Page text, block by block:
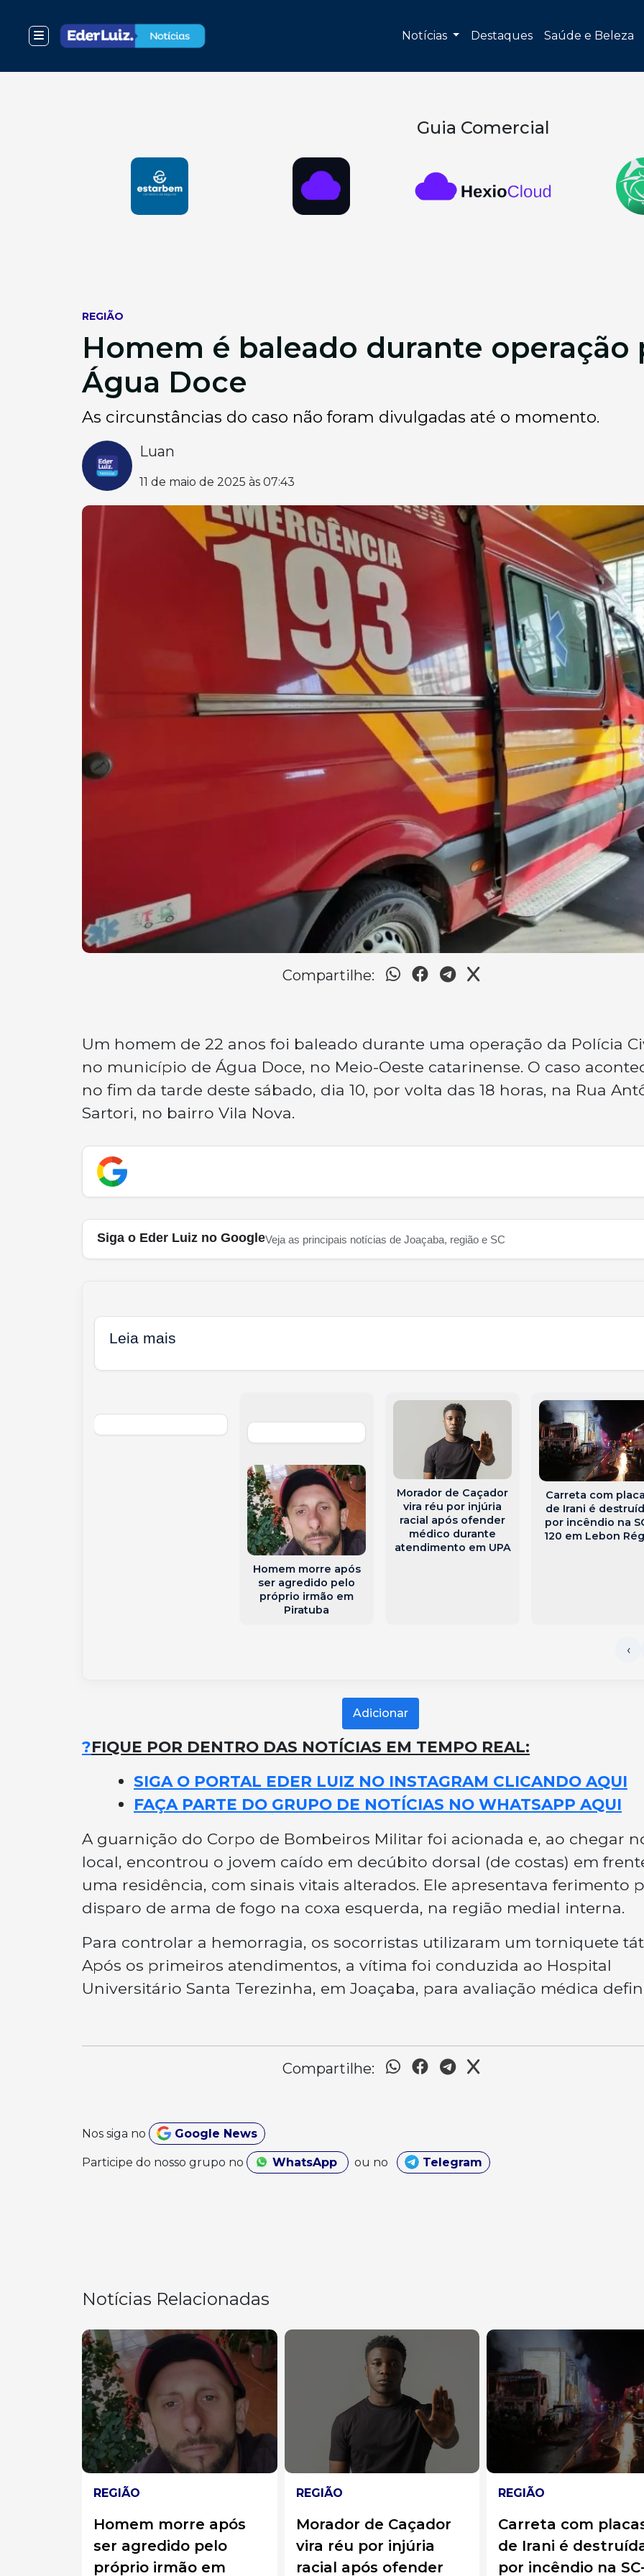
Notícias Destaques Saúde e Beleza
Guia Comercial
REGIÃO
Homem é baleado durante operação
Água Doce
As circunstâncias do caso não foram divulgadas até o momento.
Luan
11 de maio de 2025 às 07:43
Compartilhe:
Um homem de 22 anos foi baleado durante uma operação da Polícia
no município de Água Doce, no Meio-Oeste catarinense. O caso
no fim da tarde deste sábado, dia 10, por volta das 18 horas, na Rua
Sartori, no bairro Vila Nova.
Siga o Eder Luiz no GoogleVeja as principais notícias de Joaçaba, região e SC
Leia mais
Homem morre após
ser agredido pelo
próprio irmão em
Piratuba
Morador de Caçador
vira réu por injúria
racial após ofender
médico durante
atendimento em UPA
Carreta com
de Irani é
por incêndio na
120 em Lebon
Adicionar
?FIQUE POR DENTRO DAS NOTÍCIAS EM TEMPO REAL:
SIGA O PORTAL EDER LUIZ NO INSTAGRAM CLICANDO AQUI
FAÇA PARTE DO GRUPO DE NOTÍCIAS NO WHATSAPP AQUI
A guarnição do Corpo de Bombeiros Militar foi acionada e, ao chegar
local, encontrou o jovem caído em decúbito dorsal (de costas) em
uma residência, com sinais vitais alterados. Ele apresentava ferimento
disparo de arma de fogo na coxa esquerda, na região medial interna.
Para controlar a hemorragia, os socorristas utilizaram um torniquete
Após os primeiros atendimentos, a vítima foi conduzida ao Hospital
Universitário Santa Terezinha, em Joaçaba, para avaliação médica
Compartilhe:
Nos siga no Google News
Participe do nosso grupo no WhatsApp ou no Telegram
Notícias Relacionadas
REGIÃO
Morador de Caçador
vira réu por injúria
racial após ofender
REGIÃO
Carreta com placas
de Irani é destruída
por incêndio na SC-120
ESTRADAS
Índice de
leva ANTT a
determinar